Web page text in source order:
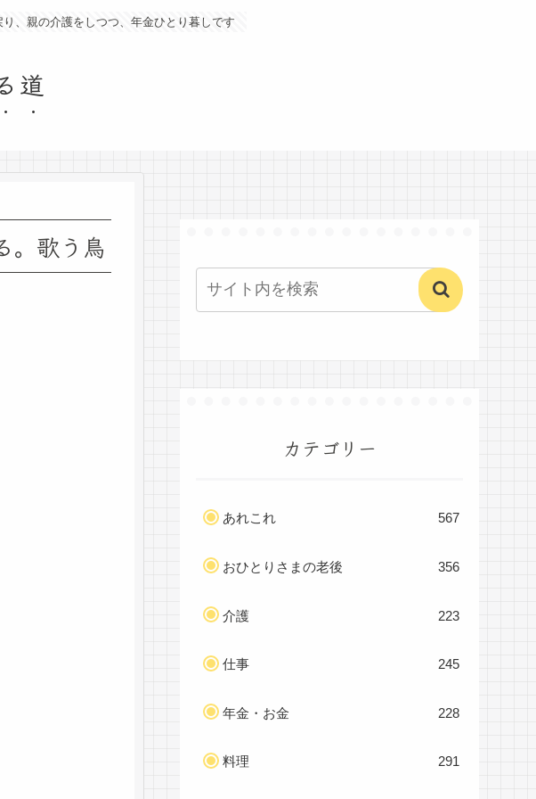
、親の介護をしつつ、年金ひとり暮しです
道
。歌う鳥
カテゴリー
あれこれ 567
おひとりさまの老後 356
介護 223
仕事 245
年金・お金 228
料理 291